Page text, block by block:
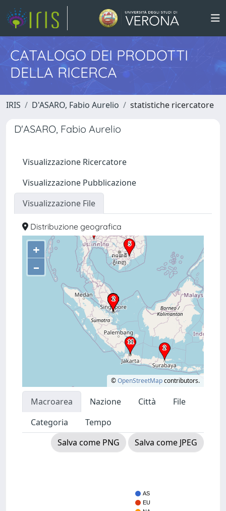
CATALOGO DEI PRODOTTI
DELLA RICERCA
IRIS D'ASARO, Fabio Aurelio statistiche ricercatore
D'ASARO, Fabio Aurelio
Visualizzazione Ricercatore
Visualizzazione Pubblicazione
Visualizzazione File
Distribuzione geografica
+
–
©OpenStreetMapcontributors.
Macroarea Nazione Città
File
Categoria
Tempo
Salva come PNG
Salva come JPEG
AS
EU